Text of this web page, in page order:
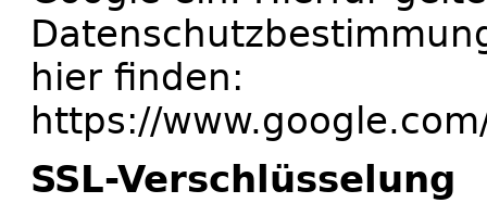
hier finden:
https://
SSL-Verschlüsselung